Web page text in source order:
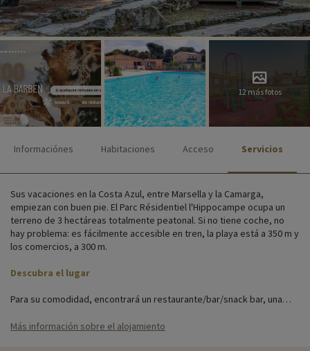
12 más fotos
Informaciónes Habitaciones Acceso Servicios
Sus vacaciones en la Costa Azul, entre Marsella y la Camarga,
empiezan con buen pie. El Parc Résidentiel l'Hippocampe ocupa un
terreno de 3 hectáreas totalmente peatonal. Si no tiene coche, no
hay problema: es fácilmente accesible en tren, la playa está a 350 m y
los comercios, a 300 m.
Descubra el lugar
Para su comodidad, encontrará un restaurante/bar/snack bar, una
actividades y animaciones para todas las edades, un aparcamiento,
Más información sobre el alojamiento